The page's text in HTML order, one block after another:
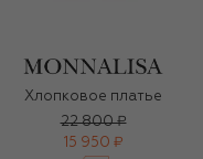
Хлопковое платье
22 800 ₽
15 950 ₽